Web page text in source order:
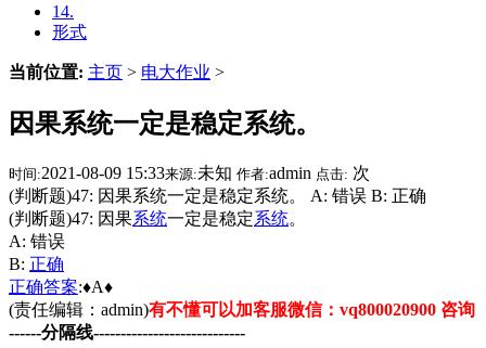
14.
形式
当前位置: 主页 > 电大作业 >
因果系统一定是稳定系统。
时间:2021-08-09 15:33来源:未知 作者:admin 点击: 次
(判断题)47: 因果系统一定是稳定系统。 A: 错误 B: 正确
(判断题)47: 因果系统一定是稳定系统。
A: 错误
B: 正确
正确答案:♦A♦
(责任编辑：admin)有不懂可以加客服微信：vq800020900 咨询
------分隔线----------------------------